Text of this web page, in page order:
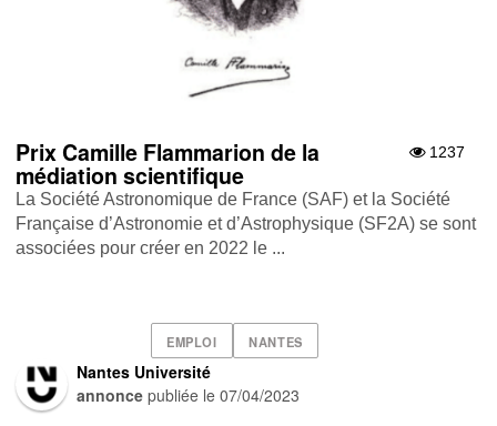
1237
Prix Camille Flammarion de la
médiation scientifique
La Société Astronomique de France (SAF) et la Société
Française d’Astronomie et d’Astrophysique (SF2A) se sont
associées pour créer en 2022 le ...
EMPLOI NANTES
Nantes Université
annonce publiée le07/04/2023